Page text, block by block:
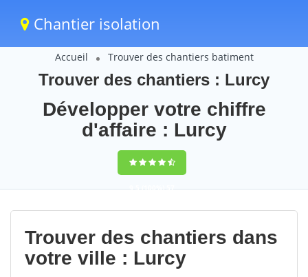
Chantier isolation
Accueil Trouver des chantiers batiment
Trouver des chantiers : Lurcy
Développer votre chiffre
d'affaire : Lurcy
9,5(100%)57
votes
Trouver des chantiers dans
votre ville : Lurcy